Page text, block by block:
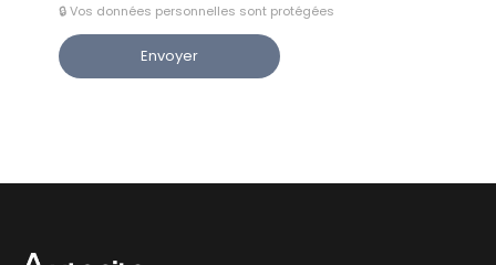
🔒 Vos données personnelles sont protégées